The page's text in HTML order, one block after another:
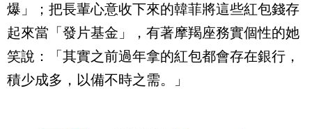
爆」；把長輩心意收下來的韓菲將這些紅包錢存
起來當「發片基金」，有著摩羯座務實個性的她
笑說：「其實之前過年拿的紅包都會存在銀行，
積少成多，以備不時之需。」